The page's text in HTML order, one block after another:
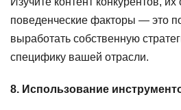
поведенческие факторы — это
выработать собственную
специфику вашей отрасли.
8. Использование